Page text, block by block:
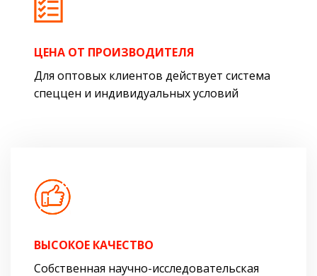
ЦЕНА ОТ ПРОИЗВОДИТЕЛЯ
Для оптовых клиентов действует система
спеццен и индивидуальных условий
ВЫСОКОЕ КАЧЕСТВО
Собственная научно-исследовательская